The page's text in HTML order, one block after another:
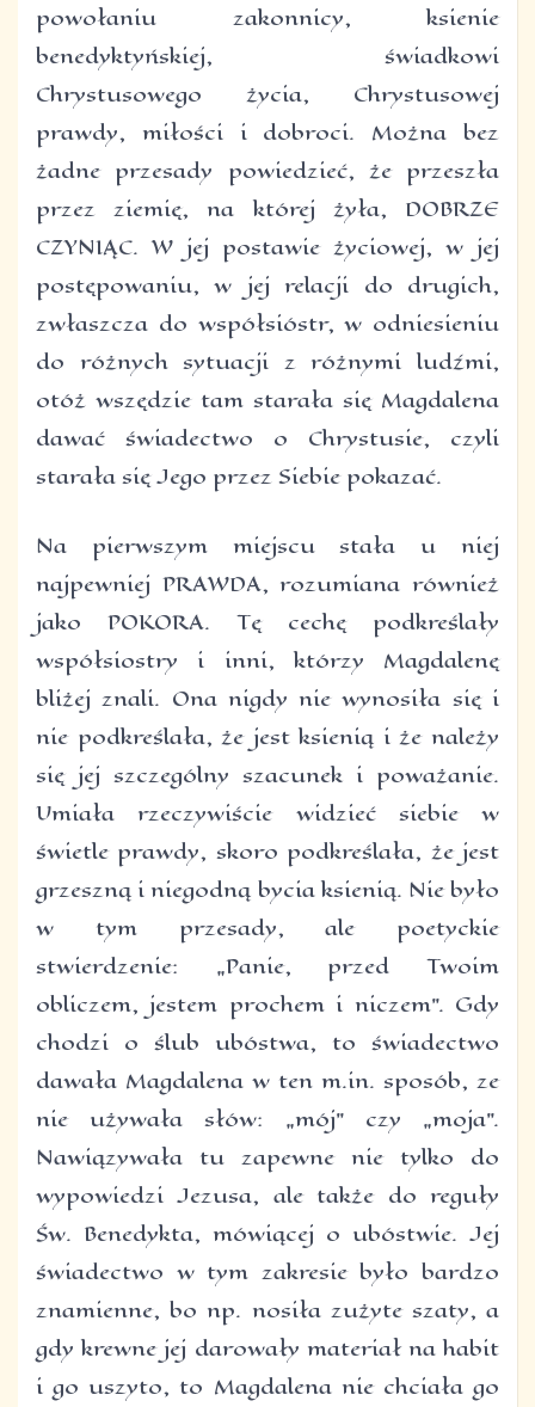
powołaniu zakonnicy, ksienie
benedyktyńskiej, świadkowi
Chrystusowego życia, Chrystusowej
prawdy, miłości i dobroci. Można bez
żadne przesady powiedzieć, że przeszła
przez ziemię, na której żyła, DOBRZE
CZYNIĄC. W jej postawie życiowej, w jej
postępowaniu, w jej relacji do drugich,
zwłaszcza do współsióstr, w odniesieniu
do różnych sytuacji z różnymi ludźmi,
otóż wszędzie tam starała się Magdalena
dawać świadectwo o Chrystusie, czyli
starała się Jego przez Siebie pokazać.
Na pierwszym miejscu stała u niej
najpewniej PRAWDA, rozumiana również
jako POKORA. Tę cechę podkreślały
współsiostry i inni, którzy Magdalenę
bliżej znali. Ona nigdy nie wynosiła się i
nie podkreślała, że jest ksienią i że należy
się jej szczególny szacunek i poważanie.
Umiała rzeczywiście widzieć siebie w
świetle prawdy, skoro podkreślała, że jest
grzeszną i niegodną bycia ksienią. Nie było
w tym przesady, ale poetyckie
stwierdzenie: „Panie, przed Twoim
obliczem, jestem prochem i niczem”. Gdy
chodzi o ślub ubóstwa, to świadectwo
dawała Magdalena w ten m.in. sposób, ze
nie używała słów: „mój” czy „moja”.
Nawiązywała tu zapewne nie tylko do
wypowiedzi Jezusa, ale także do reguły
Św. Benedykta, mówiącej o ubóstwie. Jej
świadectwo w tym zakresie było bardzo
znamienne, bo np. nosiła zużyte szaty, a
gdy krewne jej darowały materiał na habit
i go uszyto, to Magdalena nie chciała go